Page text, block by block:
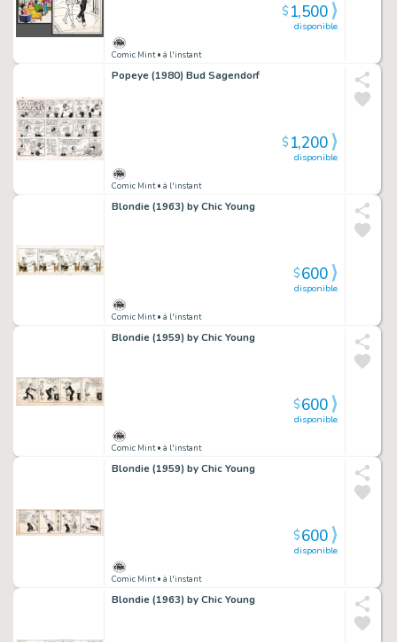
Comic Mint• à l'instant
disponible
$1,500
Popeye (1980) Bud Sagendorf
Comic Mint• à l'instant
disponible
$1,200
Blondie (1963) by Chic Young
Comic Mint• à l'instant
disponible
$600
Blondie (1959) by Chic Young
Comic Mint• à l'instant
disponible
$600
Blondie (1959) by Chic Young
Comic Mint• à l'instant
disponible
$600
Blondie (1963) by Chic Young